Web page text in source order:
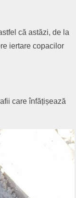
că astăzi, de la
iertare copacilor
care înfățișează